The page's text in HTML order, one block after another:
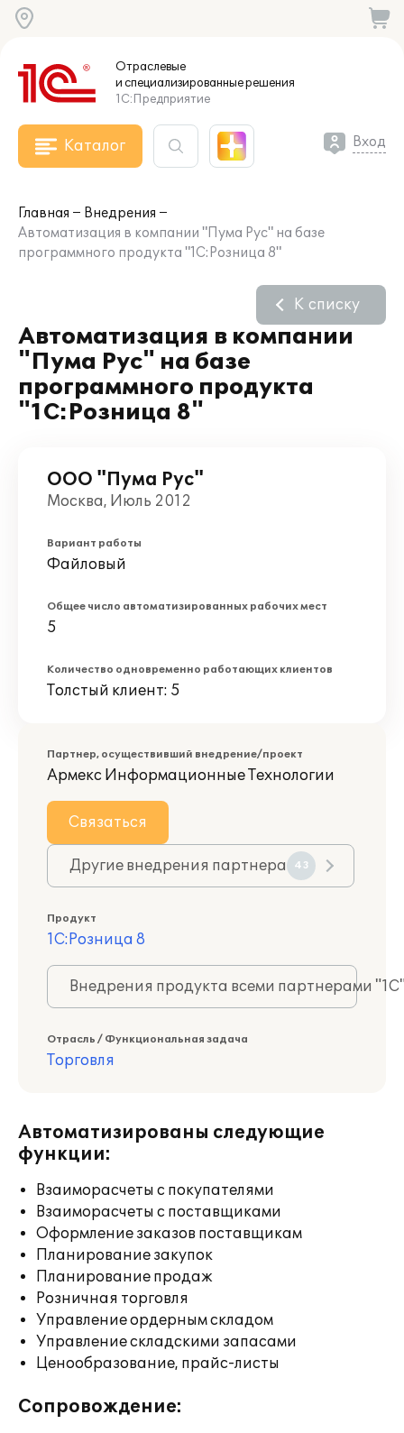
Отраслевые
и специализированныерешения
1С:Предприятие
Каталог Вход
Главная
Внедрения
Автоматизация в компании "Пума Рус" на базе
программного продукта "1С:Розница 8"
Автоматизация в компании
"Пума Рус" на базе
программного продукта
"1С:Розница 8"
К списку
ООО "Пума Рус"
Москва, Июль 2012
Вариант работы
Файловый
Общее число автоматизированных рабочих мест
5
Количество одновременно работающих клиентов
Толстый клиент: 5
Партнер, осуществивший внедрение/проект
Армекс Информационные Технологии
Связаться
Другие внедрения партнера 43
Продукт
1С:Розница 8
Внедрения продукта всеми партнерами
Отрасль / Функциональная задача
Торговля
Автоматизированы следующие
функции:
Взаиморасчеты с покупателями
Взаиморасчеты с поставщиками
Оформление заказов поставщикам
Планирование закупок
Планирование продаж
Розничная торговля
Управление ордерным складом
Управление складскими запасами
Ценообразование, прайс-листы
Сопровождение: